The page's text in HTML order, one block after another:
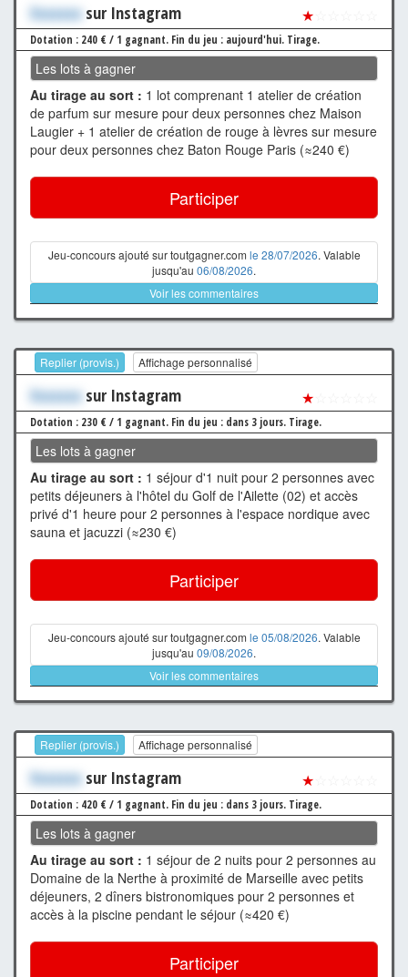
Xxxxxxx sur Instagram ★
Dotation : 240 € / 1 gagnant. Fin du jeu : aujourd'hui. Tirage.
Les lots à gagner
Au tirage au sort : 1 lot comprenant 1 atelier de création
de parfum sur mesure pour deux personnes chez Maison
Laugier + 1 atelier de création de rouge à lèvres sur mesure
pour deux personnes chez Baton Rouge Paris (≈240 €)
Participer
Jeu-concours ajouté sur toutgagner.com le 28/07/2026. Valable
jusqu'au 06/08/2026.
Voir les commentaires
Replier (provis.) Affichage personnalisé
Xxxxxxx sur Instagram ★
Dotation : 230 € / 1 gagnant. Fin du jeu : dans 3 jours. Tirage.
Les lots à gagner
Au tirage au sort : 1 séjour d'1 nuit pour 2 personnes avec
petits déjeuners à l'hôtel du Golf de l'Ailette (02) et accès
privé d'1 heure pour 2 personnes à l'espace nordique avec
sauna et jacuzzi (≈230 €)
Participer
Jeu-concours ajouté sur toutgagner.com le 05/08/2026. Valable
jusqu'au 09/08/2026.
Voir les commentaires
Replier (provis.) Affichage personnalisé
Xxxxxxx sur Instagram ★
Dotation : 420 € / 1 gagnant. Fin du jeu : dans 3 jours. Tirage.
Les lots à gagner
Au tirage au sort : 1 séjour de 2 nuits pour 2 personnes au
Domaine de la Nerthe à proximité de Marseille avec petits
déjeuners, 2 dîners bistronomiques pour 2 personnes et
accès à la piscine pendant le séjour (≈420 €)
Participer